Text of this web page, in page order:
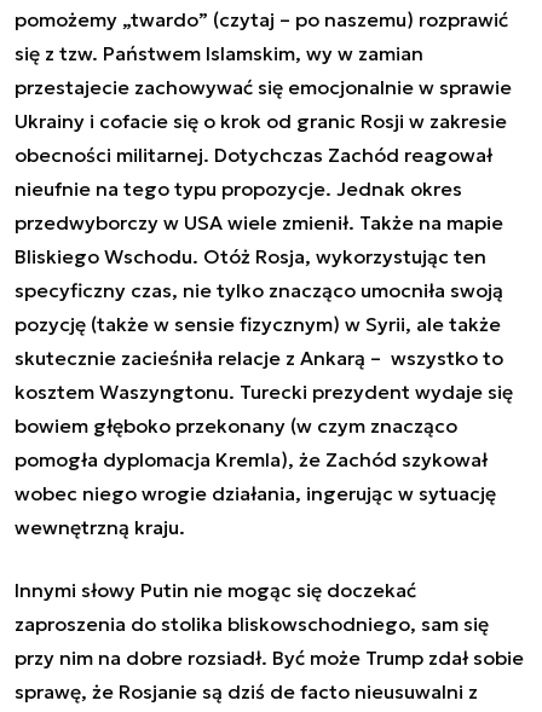
pomożemy „twardo” (czytaj – po naszemu) rozprawić
się z tzw. Państwem Islamskim, wy w zamian
przestajecie zachowywać się emocjonalnie w sprawie
Ukrainy i cofacie się o krok od granic Rosji w zakresie
obecności militarnej. Dotychczas Zachód reagował
nieufnie na tego typu propozycje. Jednak okres
przedwyborczy w USA wiele zmienił. Także na mapie
Bliskiego Wschodu. Otóż Rosja, wykorzystując ten
specyficzny czas, nie tylko znacząco umocniła swoją
pozycję (także w sensie fizycznym) w Syrii, ale także
skutecznie zacieśniła relacje z Ankarą – wszystko to
kosztem Waszyngtonu. Turecki prezydent wydaje się
bowiem głęboko przekonany (w czym znacząco
pomogła dyplomacja Kremla), że Zachód szykował
wobec niego wrogie działania, ingerując w sytuację
wewnętrzną kraju.
Innymi słowy Putin nie mogąc się doczekać
zaproszenia do stolika bliskowschodniego, sam się
przy nim na dobre rozsiadł. Być może Trump zdał sobie
sprawę, że Rosjanie są dziś de facto nieusuwalni z